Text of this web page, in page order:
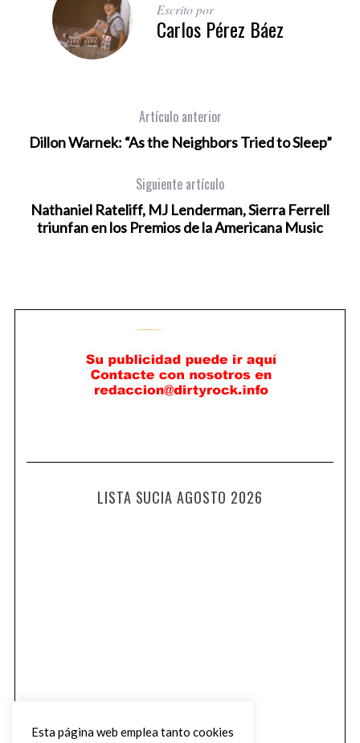
Escrito por
Carlos Pérez Báez
Artículo anterior
Dillon Warnek: “As the Neighbors Tried to Sleep”
Siguiente artículo
Nathaniel Rateliff, MJ Lenderman, Sierra Ferrell
triunfan en los Premios de la Americana Music
LISTA SUCIA AGOSTO 2026
Esta página web emplea tanto cookies